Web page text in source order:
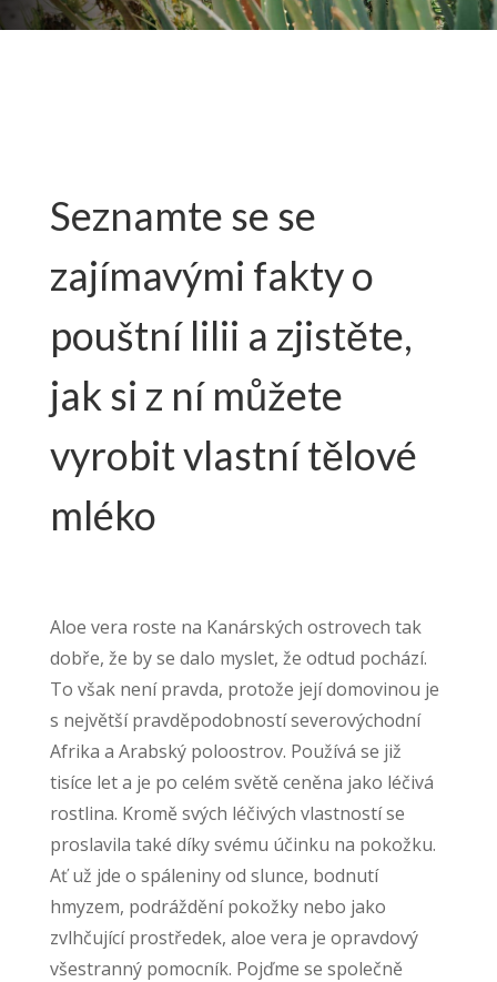
Seznamte se se
zajímavými fakty o
pouštní lilii a zjistěte,
jak si z ní můžete
vyrobit vlastní tělové
mléko
Aloe vera roste na Kanárských ostrovech tak
dobře, že by se dalo myslet, že odtud pochází.
To však není pravda, protože její domovinou je
s největší pravděpodobností severovýchodní
Afrika a Arabský poloostrov. Používá se již
tisíce let a je po celém světě ceněna jako léčivá
rostlina. Kromě svých léčivých vlastností se
proslavila také díky svému účinku na pokožku.
Ať už jde o spáleniny od slunce, bodnutí
hmyzem, podráždění pokožky nebo jako
zvlhčující prostředek, aloe vera je opravdový
všestranný pomocník. Pojďme se společně